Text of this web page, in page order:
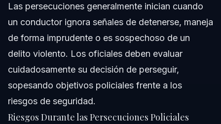
Las persecuciones generalmente inician cuando
un conductor ignora señales de detenerse, maneja
de forma imprudente o es sospechoso de un
delito violento. Los oficiales deben evaluar
cuidadosamente su decisión de perseguir,
sopesando objetivos policiales frente a los
riesgos de seguridad.
Riesgos Durante las Persecuciones Policiales